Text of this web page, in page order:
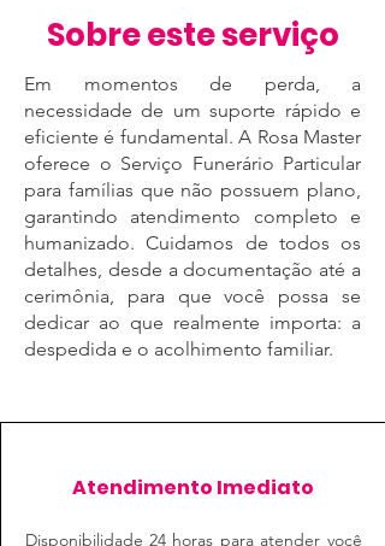
Sobre este serviço
Em momentos de perda, a
necessidade de um suporte rápido e
eficiente é fundamental. A Rosa Master
oferece o Serviço Funerário Particular
para famílias que não possuem plano,
garantindo atendimento completo e
humanizado. Cuidamos de todos os
detalhes, desde a documentação até a
cerimônia, para que você possa se
dedicar ao que realmente importa: a
despedida e o acolhimento familiar.
Atendimento Imediato
Disponibilidade 24 horas para atender você